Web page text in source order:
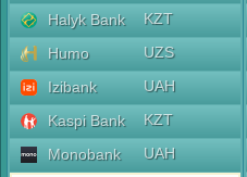
Halyk Bank
KZT
Humo
UZS
Izibank
UAH
Kaspi Bank
KZT
Monobank
UAH